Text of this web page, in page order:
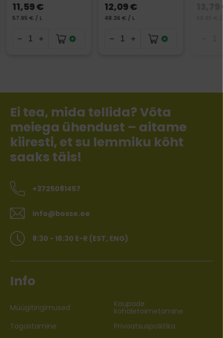
11,59 €
57.95 € / L
12,09 €
48.36 € / L
Ei tea, mida tellida? Võta
meiega ühendust – aitame
kiiresti, et su lemmiku kõht
saaks täis!
+3725081457
info@bosse.ee
8:30 - 16:30 E-R (EST, ENG)
Info
Müügitingimused Kaupade
kohaletoimetamine
Tagastamine
Privaatsuspoliitika